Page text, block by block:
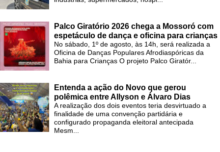
Palco Giratório 2026 chega a Mossoró com
espetáculo de dança e oficina para crianças
No sábado, 1º de agosto, às 14h, será realizada a
Oficina de Danças Populares Afrodiaspóricas da
Bahia para Crianças O projeto Palco Giratór...
Entenda a ação do Novo que gerou
polêmica entre Allyson e Álvaro Dias
A realização dos dois eventos teria desvirtuado a
finalidade de uma convenção partidária e
configurado propaganda eleitoral antecipada
Mesm...